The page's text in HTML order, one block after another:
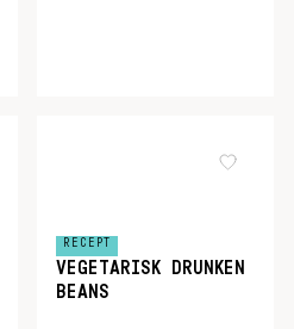
RECEPT
VEGETARISK DRUNKEN
BEANS